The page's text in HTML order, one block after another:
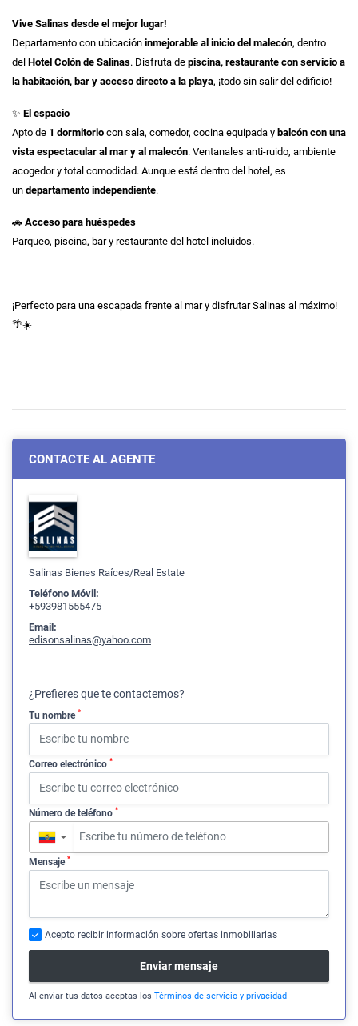
Vive Salinas desde el mejor lugar!
Departamento con ubicación inmejorable al inicio del malecón, dentro
del Hotel Colón de Salinas. Disfruta de piscina, restaurante con servicio a
la habitación, bar y acceso directo a la playa, ¡todo sin salir del edificio!
✨ El espacio
Apto de 1 dormitorio con sala, comedor, cocina equipada y balcón con una
vista espectacular al mar y al malecón. Ventanales anti-ruido, ambiente
acogedor y total comodidad. Aunque está dentro del hotel, es
un departamento independiente.
🚗 Acceso para huéspedes
Parqueo, piscina, bar y restaurante del hotel incluidos.
¡Perfecto para una escapada frente al mar y disfrutar Salinas al máximo!
🌴☀️
CONTACTE AL AGENTE
Salinas Bienes Raíces/Real Estate
Teléfono Móvil:
+593981555475
Email:
edisonsalinas@yahoo.com
¿Prefieres que te contactemos?
Tu nombre *
Correo electrónico *
Número de teléfono *
▼
Mensaje *
Acepto recibir información sobre ofertas inmobiliarias
Enviar mensaje
Al enviar tus datos aceptas los Términos de servicio y privacidad